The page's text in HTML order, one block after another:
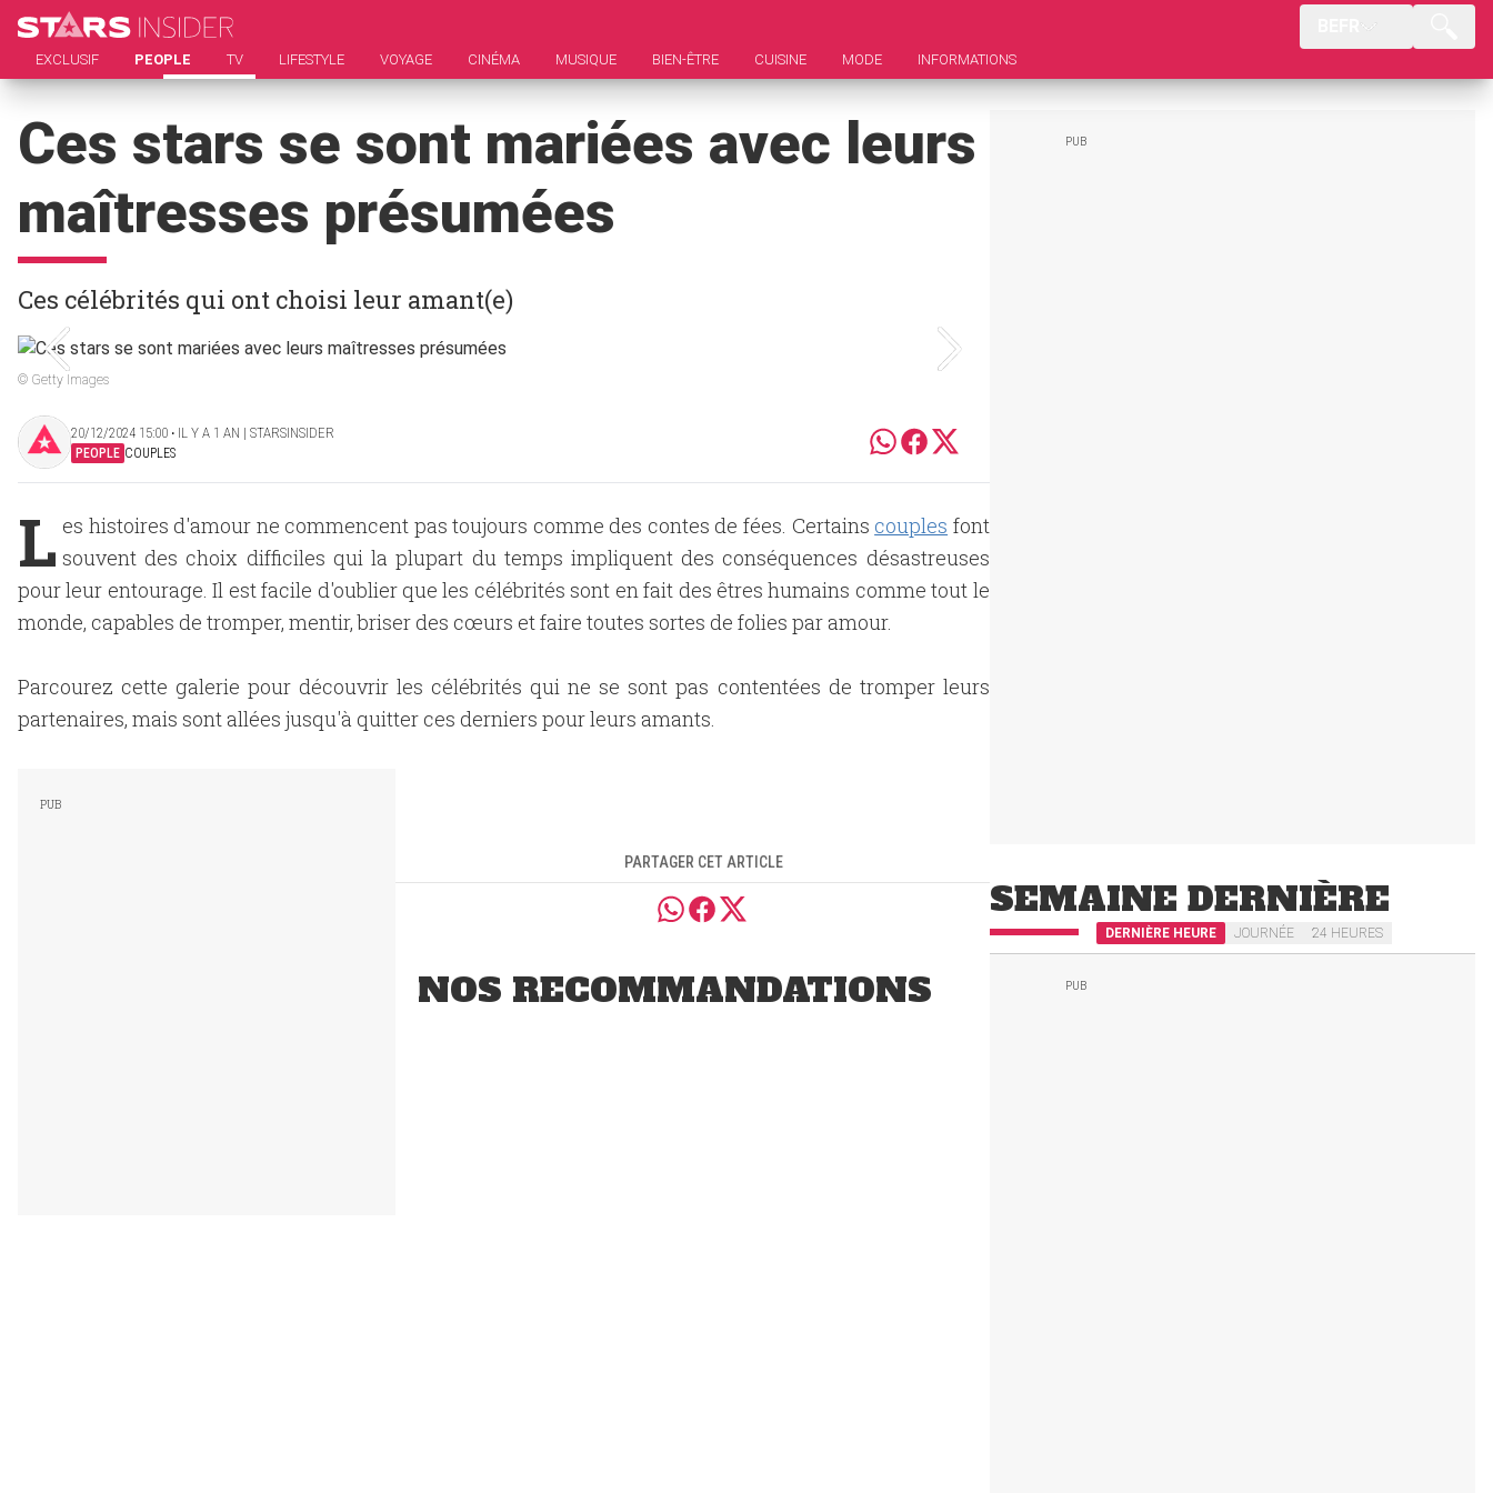
EXCLUSIF PEOPLE TV LIFESTYLE VOYAGE CINÉMA MUSIQUE BIEN-ÊTRE CUISINE MODE INFORMATIONS
Ces stars se sont mariées avec leurs
maîtresses présumées
Ces célébrités qui ont choisi leur amant(e)
© Getty Images
20/12/2024 15:00 ‧ IL Y A 1 AN | STARSINSIDER
PEOPLE COUPLES
L es histoires d'amour ne commencent pas toujours comme des contes de fées. Certains couples font
souvent des choix difficiles qui la plupart du temps impliquent des conséquences désastreuses
pour leur entourage. Il est facile d'oublier que les célébrités sont en fait des êtres humains comme tout le
monde, capables de tromper, mentir, briser des cœurs et faire toutes sortes de folies par amour.
Parcourez cette galerie pour découvrir les célébrités qui ne se sont pas contentées de tromper leurs
partenaires, mais sont allées jusqu'à quitter ces derniers pour leurs amants.
PARTAGER CET ARTICLE
NOS RECOMMANDATIONS
SEMAINE DERNIÈRE
DERNIÈRE HEURE JOURNÉE 24 HEURES